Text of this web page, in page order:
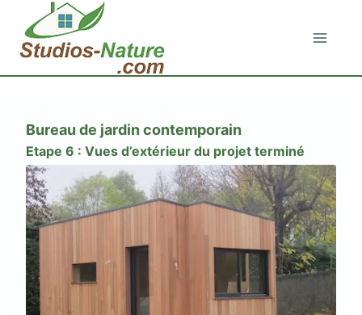
contenu
Bureau de jardin contemporain
Etape 6 : Vues d’extérieur du projet terminé